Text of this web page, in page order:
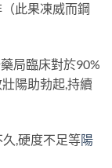
（此果凍威而鋼
局臨床對於90%
陽助勃起,持續
,硬度不足等陽